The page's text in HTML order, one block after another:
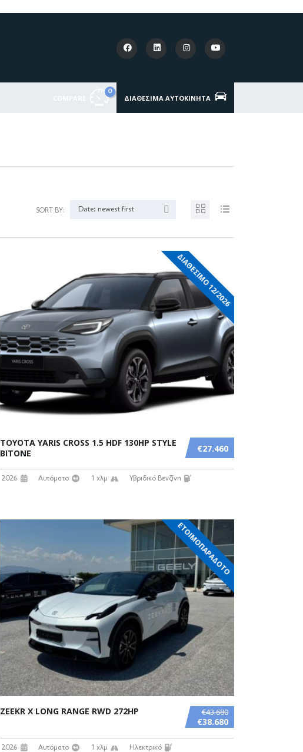
0
ΔΙΑΘΈΣΙΜΑ ΑΥΤΟΚΊΝΗΤΑ
SORT BY: Date: newest first
ΔΙΑΘΕΣΙΜΟ 12/2026
€27.460
TOYOTA YARIS CROSS 1.5 HDF 130HP STYLE
BITONE
2026 Αυτόματο 1 χλμ Υβριδικό Βενζίνη
ΕΤΟΙΜΟΠΑΡΑΔΟΤΟ
€43.680
€38.680
ZEEKR X LONG RANGE RWD 272HP
2026 Αυτόματο 1 χλμ Ηλεκτρικό